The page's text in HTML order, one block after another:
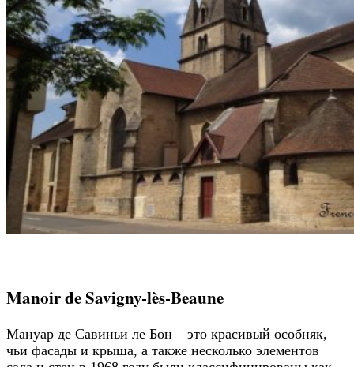
Manoir de Savigny-lès-Beaune
Мануар де Савиньи ле Бон – это красивый особняк,
чьи фасады и крыша, а также несколько элементов